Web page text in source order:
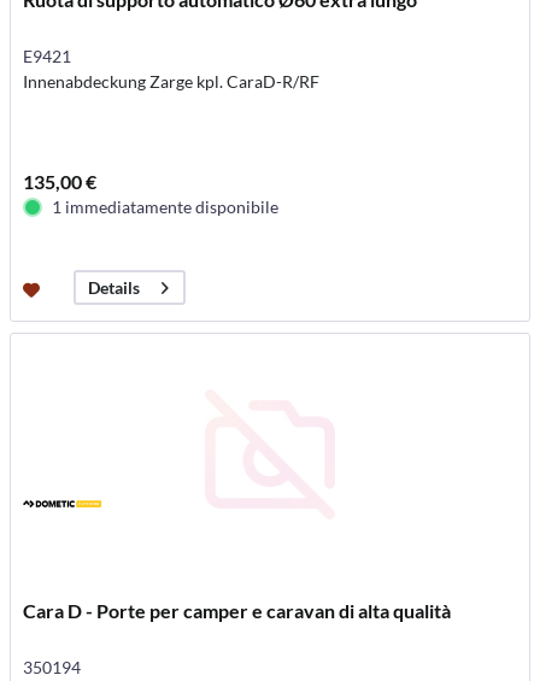
E9421
Innenabdeckung Zarge kpl. CaraD-R/RF
135,00 €
1 immediatamente disponibile
Details
Cara D - Porte per camper e caravan di alta qualità
350194